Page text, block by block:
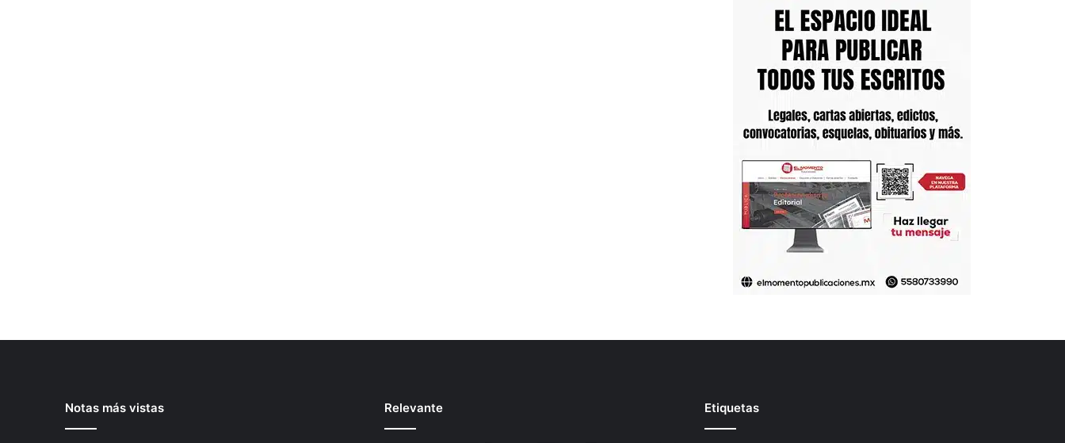
Notas más vistas Relevante Etiquetas